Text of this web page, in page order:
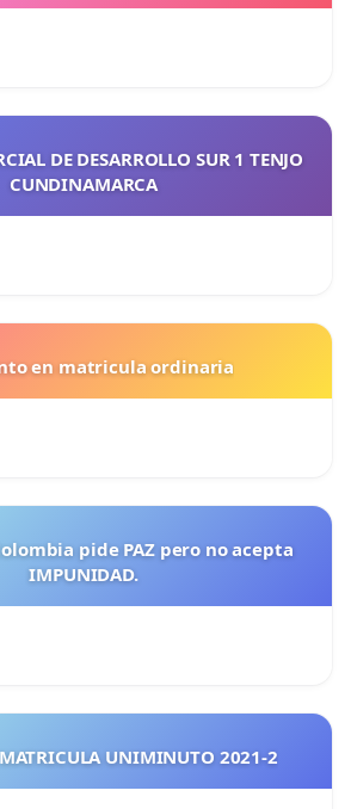
DE DESARROLLO SUR 1 TENJO
CUNDINAMARCA
en matricula ordinaria
pide PAZ pero no acepta
IMPUNIDAD.
DESCUENTO MATRICULA UNIMINUTO 2021-2